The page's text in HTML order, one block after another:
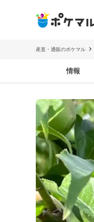
産直・通販のポケマル
情報